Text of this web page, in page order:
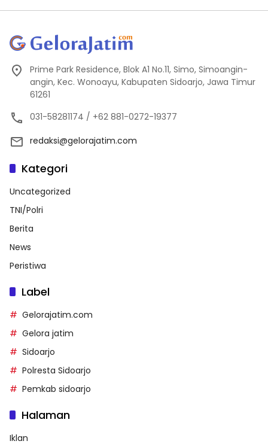
Prime Park Residence, Blok A1 No.11, Simo, Simoangin-
angin, Kec. Wonoayu, Kabupaten Sidoarjo, Jawa Timur
61261
031-58281174 / +62 881-0272-19377
redaksi@gelorajatim.com
Kategori
Uncategorized
TNI/Polri
Berita
News
Peristiwa
Label
Gelorajatim.com
Gelora jatim
Sidoarjo
Polresta Sidoarjo
Pemkab sidoarjo
Halaman
Iklan